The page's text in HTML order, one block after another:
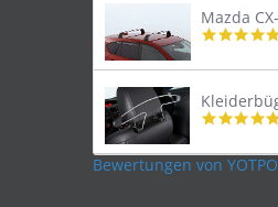
Bewertungen von YOTPO